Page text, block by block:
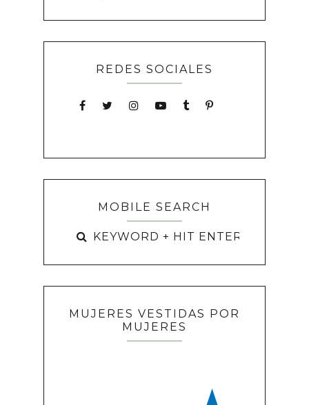
REDES SOCIALES
MOBILE SEARCH
MUJERES VESTIDAS POR
MUJERES